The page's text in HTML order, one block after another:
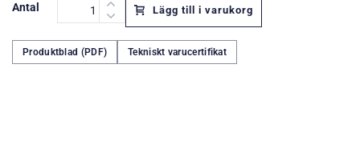
Antal Lägg till i varukorg
Produktblad (PDF) Tekniskt varucertifikat